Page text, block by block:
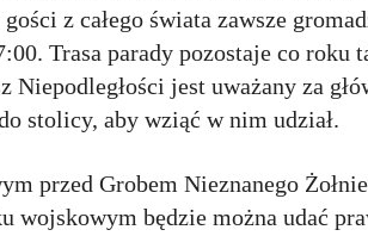
z całego świata zawsze
Trasa parady pozostaje co roku
jest uważany za
stolicy, aby wziąć w nim udział.
przed Grobem Nieznanego
wojskowym będzie można udać